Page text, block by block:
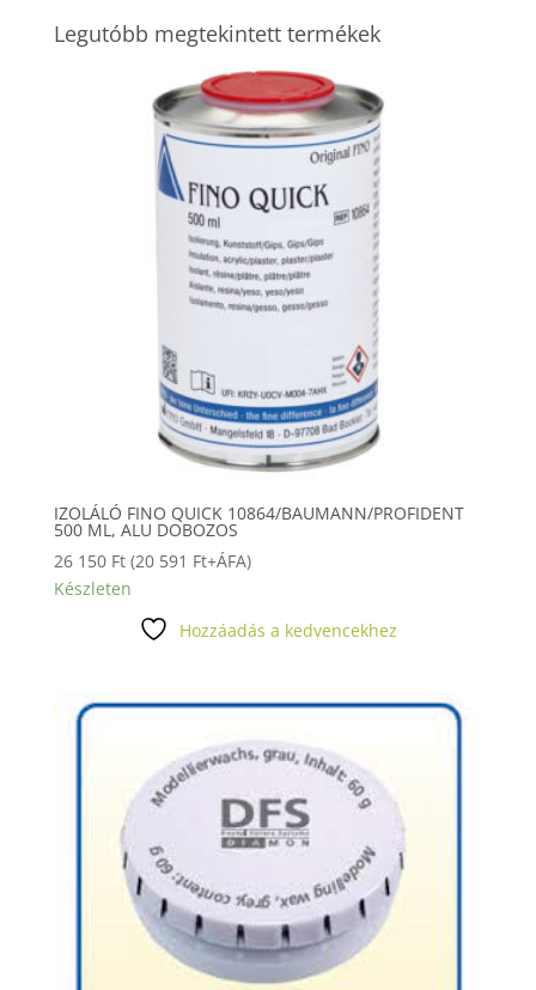
Legutóbb megtekintett termékek
IZOLÁLÓ FINO QUICK 10864/BAUMANN/PROFIDENT
500 ML, ALU DOBOZOS
26 150 Ft (20 591 Ft+ÁFA)
Készleten
Hozzáadás a kedvencekhez